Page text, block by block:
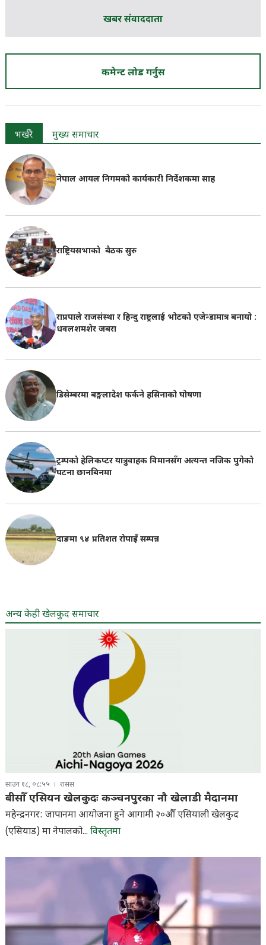
खबर संवाददाता
कमेन्ट लोड गर्नुस
भर्खरै मुख्य समाचार
नेपाल आयल निगमको कार्यकारी निर्देशकमा साह
राष्ट्रियसभाको बैठक सुरु
राप्रपाले राजसंस्था र हिन्दु राष्ट्रलाई भोटको एजेन्डामात्र बनायो :
धवलशमशेर जबरा
डिसेम्बरमा बङ्गलादेश फर्कने हसिनाको घोषणा
ट्रम्पको हेलिकप्टर यात्रुवाहक विमानसँग अत्यन्त नजिक पुगेको
घटना छानबिनमा
दाङमा ९४ प्रतिशत रोपाइँ सम्पन्न
अन्य केही खेलकुद समाचार
साउन १८, ०८:५५ रासस
बीसौँ एसियन खेलकुदः कञ्चनपुरका नौ खेलाडी मैदानमा
महेन्द्रनगर: जापानमा आयोजना हुने आगामी २०औँ एसियाली खेलकुद
(एसियाड) मा नेपालको... विस्तृतमा